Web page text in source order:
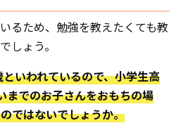
るため、勉強を教えたくても教
しょう。
いわれているので、小学生高
までのお子さんをおもちの場
ではないでしょうか。